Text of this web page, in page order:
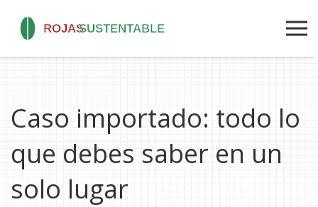
Caso importado: todo lo
que debes saber en un
solo lugar